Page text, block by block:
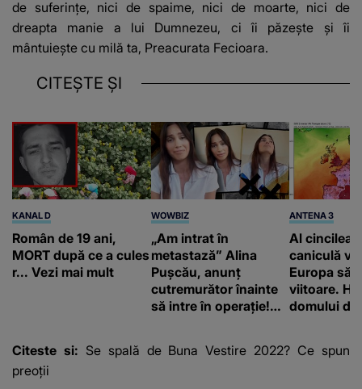
de suferințe, nici de spaime, nici de moarte, nici de
dreapta manie a lui Dumnezeu, ci îi păzește și îi
mântuiește cu milă ta, Preacurata Fecioara.
CITEȘTE ȘI
KANAL D
Român de 19 ani,
MORT după ce a cules
r... Vezi mai mult
WOWBIZ
„Am intrat în
metastază” Alina
Pușcău, anunț
cutremurător înainte
să intre în operație!
fanilor
ANTENA 3
Al cincilea
caniculă
Europa
viitoare.
domului de
Citeste si: Se spală de Buna Vestire 2022? Ce spun
preoţii